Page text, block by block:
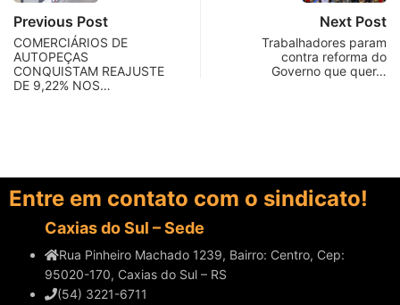
Previous Post
COMERCIÁRIOS DE
AUTOPEÇAS
CONQUISTAM REAJUSTE
DE 9,22% NOS…
Next Post
Trabalhadores param
contra reforma do
Governo que quer…
Entre em contato com o sindicato!
Caxias do Sul – Sede
Rua Pinheiro Machado 1239, Bairro: Centro, Cep:
95020-170, Caxias do Sul – RS
(54) 3221-6711